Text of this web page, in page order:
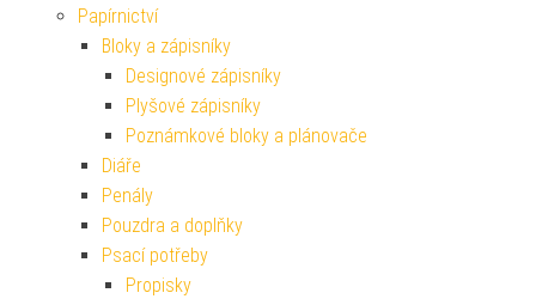
Papírnictví
Bloky a zápisníky
Designové zápisníky
Plyšové zápisníky
Poznámkové bloky a plánovače
Diáře
Penály
Pouzdra a doplňky
Psací potřeby
Propisky